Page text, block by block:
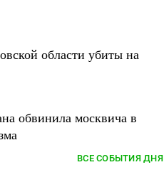
области убиты на
обвинила москвича в
ВСЕ СОБЫТИЯ ДНЯ